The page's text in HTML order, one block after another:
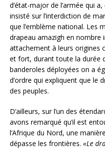
d’état-major de l’armée qui
insisté sur l’interdiction de
que l’emblème national. Les
drapeau amazigh en nombre
attachement à leurs origines
et fort, durant toute la durée
banderoles déployées on a
d’ordre qui expliquent que le
des peuples.
D’ailleurs, sur l’un des
avons remarqué qu’il est
l’Afrique du Nord, une
dépasse les frontières. «Le